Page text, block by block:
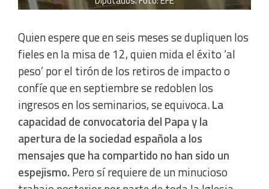
Quien espere que en seis meses se dupliquen los
fieles en la misa de 12, quien mida el éxito ‘al
peso’ por el tirón de los retiros de impacto o
confíe que en septiembre se redoblen los
ingresos en los seminarios, se equivoca.La
capacidad de convocatoria del Papa y la
apertura de la sociedad española a los
mensajes que ha compartido no han sido un
espejismo. Pero sí requiere de un minucioso
Use limited data to select content
IAB Special Features:
Use precise geolocation data
Identify devices based on information actively requested
Non-IAB processing purposes:
Essential